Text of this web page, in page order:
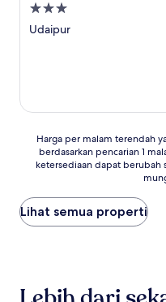
Properti
bintang
Udaipur
Harga
malam
yang
ditemukan
dalam
berdasarkan
Harga per malam terendah
berdasarkan pencarian 1
ketersediaan dapat berubah
Lihat semua properti